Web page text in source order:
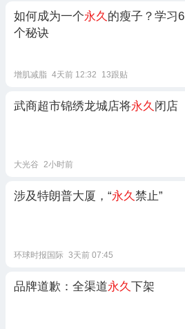
如何成为一个永久 的瘦子？学习6
个秘诀
增肌减脂 4天前 12:32 13跟贴
武商超市锦绣龙城店将永久闭店
大光谷 2小时前
涉及特朗普大厦，“永久禁止”
环球时报国际 3天前 07:45
品牌道歉：全渠道永久下架